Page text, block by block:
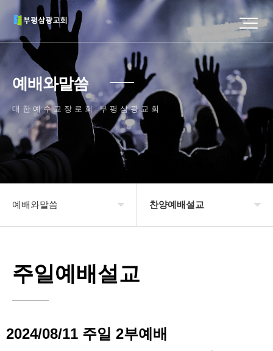
예배와말씀
대한예수교장로회 부평삼광교회
예배와말씀
예배와말씀
찬양예배설교
주일예배설교
2024/08/11 주일 2부예배